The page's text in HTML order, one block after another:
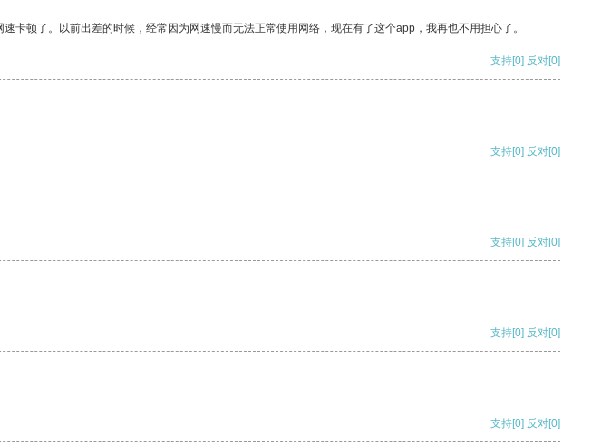
顿了。以前出差的时候，经常因为网速慢而无法正常使用网络，现在有了这个app，我再也不用担心了。
支持[0] 反对[0]
支持[0] 反对[0]
支持[0] 反对[0]
支持[0] 反对[0]
支持[0] 反对[0]